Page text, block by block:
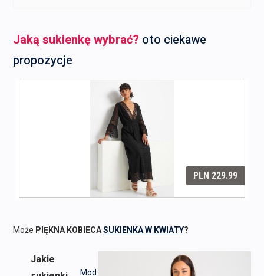
Jaką sukienkę wybrać? oto ciekawe
propozycje
Może PIĘKNA KOBIECASUKIENKA W KWIATY?
Mod
Jakie